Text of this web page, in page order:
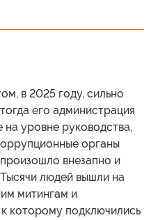
в 2025 году, сильно
его администрация
уровне руководства,
органы
внезапно и
людей вышли на
митингам и
которому подключились